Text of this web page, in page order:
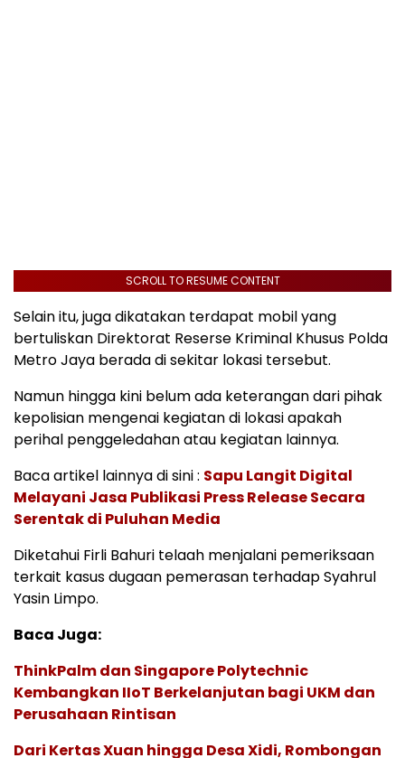
SCROLL TO RESUME CONTENT
Selain itu, juga dikatakan terdapat mobil yang
bertuliskan Direktorat Reserse Kriminal Khusus Polda
Metro Jaya berada di sekitar lokasi tersebut.
Namun hingga kini belum ada keterangan dari pihak
kepolisian mengenai kegiatan di lokasi apakah
perihal penggeledahan atau kegiatan lainnya.
Baca artikel lainnya di sini : Sapu Langit Digital
Melayani Jasa Publikasi Press Release Secara
Serentak di Puluhan Media
Diketahui Firli Bahuri telaah menjalani pemeriksaan
terkait kasus dugaan pemerasan terhadap Syahrul
Yasin Limpo.
Baca Juga:
ThinkPalm dan Singapore Polytechnic
Kembangkan IIoT Berkelanjutan bagi UKM dan
Perusahaan Rintisan
Dari Kertas Xuan hingga Desa Xidi, Rombongan